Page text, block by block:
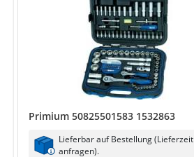
Primium 50825501583 1532863
Lieferbar auf Bestellung (Lieferzeit
anfragen).